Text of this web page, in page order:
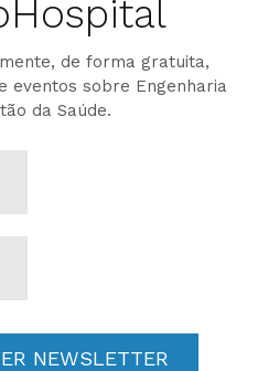
de forma gratuita,
eventos sobre Engenharia
da Saúde.
NEWSLETTER